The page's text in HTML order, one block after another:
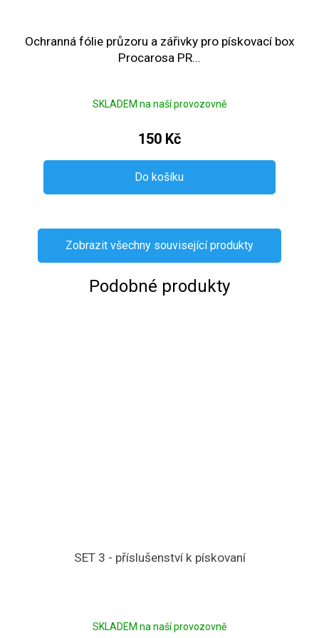
Ochranná fólie průzoru a zářivky pro pískovací box
Procarosa PR...
SKLADEM na naší provozovně
150 Kč
Do košíku
Zobrazit všechny související produkty
Podobné produkty
SET 3 - příslušenství k pískovaní
SKLADEM na naší provozovně